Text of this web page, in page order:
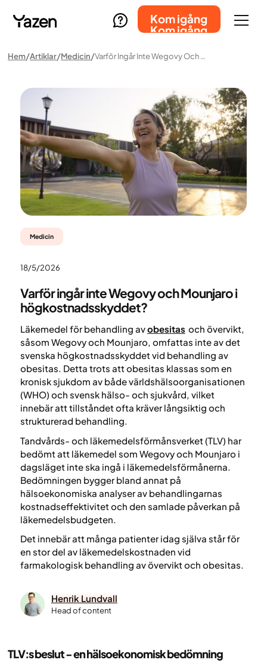
Kom igång
Kom igång
Hem Artiklar Medicin Varför Ingår Inte Wegovy Och Mounjaro I Högkostnadsskyddet?
Medicin
18/5/2026
Varför ingår inte Wegovy och Mounjaro i
högkostnadsskyddet?
Läkemedel för behandling avobesitas och övervikt,
såsom Wegovy och Mounjaro, omfattas inte av det
svenska högkostnadsskyddet vid behandling av
obesitas. Detta trots att obesitas klassas som en
kronisk sjukdom av både världshälsoorganisationen
(WHO) och svensk hälso- och sjukvård, vilket
innebär att tillståndet ofta kräver långsiktig och
strukturerad behandling.
Tandvårds- och läkemedelsförmånsverket (TLV) har
bedömt att läkemedel som Wegovy och Mounjaro i
dagsläget inte ska ingå i läkemedelsförmånerna.
Bedömningen bygger bland annat på
hälsoekonomiska analyser av behandlingarnas
kostnadseffektivitet och den samlade påverkan på
läkemedelsbudgeten.
Det innebär att många patienter idag själva står för
en stor del av läkemedelskostnaden vid
farmakologisk behandling av övervikt och obesitas.
Henrik Lundvall
Head of content
TLV:s beslut - en hälsoekonomisk bedömning